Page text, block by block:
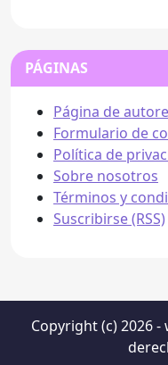
PÁGINAS
Página de
Formulario de
Política de
Sobre nosotros
Términos y
Suscribirse (RSS)
Copyright (c) 2026